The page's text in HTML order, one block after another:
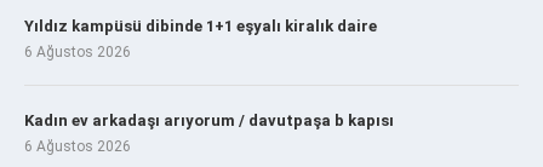
Yıldız kampüsü dibinde 1+1 eşyalı kiralık daire
6 Ağustos 2026
Kadın ev arkadaşı arıyorum / davutpaşa b kapısı
6 Ağustos 2026